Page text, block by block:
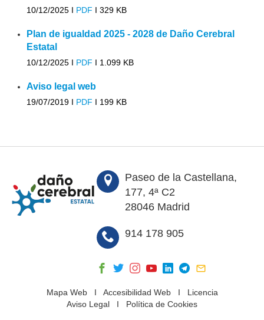
10/12/2025 I PDF I 329 KB
Plan de igualdad 2025 - 2028 de Daño Cerebral
Estatal
10/12/2025 I PDF I 1.099 KB
Aviso legal web
19/07/2019 I PDF I 199 KB
Paseo de la Castellana,
177, 4ª C2
28046 Madrid
914 178 905
Mapa WebI Accesibilidad WebI Licencia
Aviso Legal I Política de Cookies